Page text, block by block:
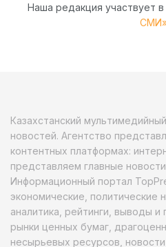
Наша редакция участвует
Казахстанский
новостей. Агентство
контентных платформах:
представляем главные
Информационный портал
экономические, политические
аналитика, рейтинги, выводы
рынки ценных бумаг,
несырьевых ресурсов,